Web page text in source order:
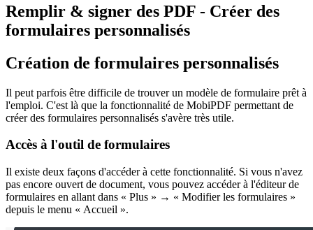
Remplir & signer des PDF - Créer des
formulaires personnalisés
Création de formulaires personnalisés
Il peut parfois être difficile de trouver un modèle de formulaire prêt à
l'emploi. C'est là que la fonctionnalité de MobiPDF permettant de
créer des formulaires personnalisés s'avère très utile.
Accès à l'outil de formulaires
Il existe deux façons d'accéder à cette fonctionnalité. Si vous n'avez
pas encore ouvert de document, vous pouvez accéder à l'éditeur de
formulaires en allant dans « Plus » → « Modifier les formulaires »
depuis le menu « Accueil ».